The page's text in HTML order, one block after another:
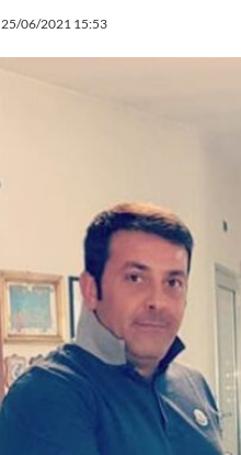
25/06/2021 15:53